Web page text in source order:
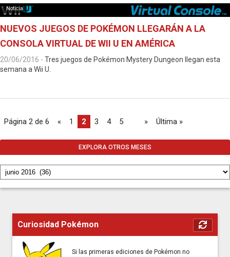
Noticia
NUEVOS JUEGOS DE POKÉMON LLEGARÁN A LA
CONSOLA VIRTUAL DE WII U EN AMÉRICA
20/06/2016 - Tres juegos de Pokémon Mystery Dungeon llegan esta
semana a Wii U.
Página 2 de 6 « 1 2 3 4 5 » Última »
EXPLORA OTROS MESES
Curiosidad Pokémon
Si las primeras ediciones de Pokémon no